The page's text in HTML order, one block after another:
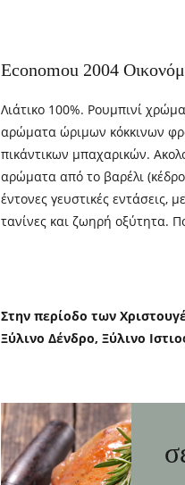
Economou 2004
Λιάτικο 100%. Ρουμπινί
αρώματα ώριμων κόκκινων
πικάντικων μπαχαρικών.
αρώματα από το βαρέλι
έντονες γευστικές εντάσεις,
τανίνες και ζωηρή οξύτητα.
Στην περίοδο των
Ξύλινο Δένδρο, Ξύλινο